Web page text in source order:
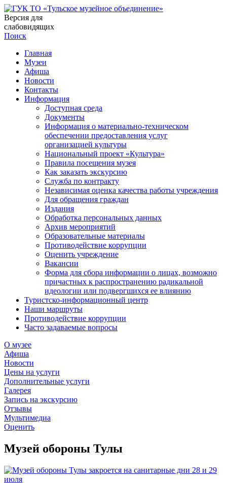
Версия для
слабовидящих
Поиск
Главная
Музеи
Афиша
Новости
Контакты
Информация
Доступная среда
Документы
Информация о материально-техническом
обеспечении предоставления услуг
организацией культуры
Национальный проект «Культура»
Правила посещения музея
Как заказать экскурсию
Служба по контракту
Независимая оценка качества работы учреждения
Для обращения граждан
Издания
Обработка персональных данных
Архив мероприятий
Образовательные материалы
Противодействие коррупции
Оценить учреждение
Вакансии
Форма для сбора информации о лицах, возможно
причастных к распространению радикальной
идеологии или подвергшихся ее влиянию
Туристско-информационный центр
Наши маршруты
Противодействие коррупции
Часто задаваемые вопросы
О музее
Афиша
Новости
Цены на услуги
Дополнительные услуги
Галерея
Запись на экскурсию
Отзывы
Мультимедиа
Оценить
Музей обороны Тулы